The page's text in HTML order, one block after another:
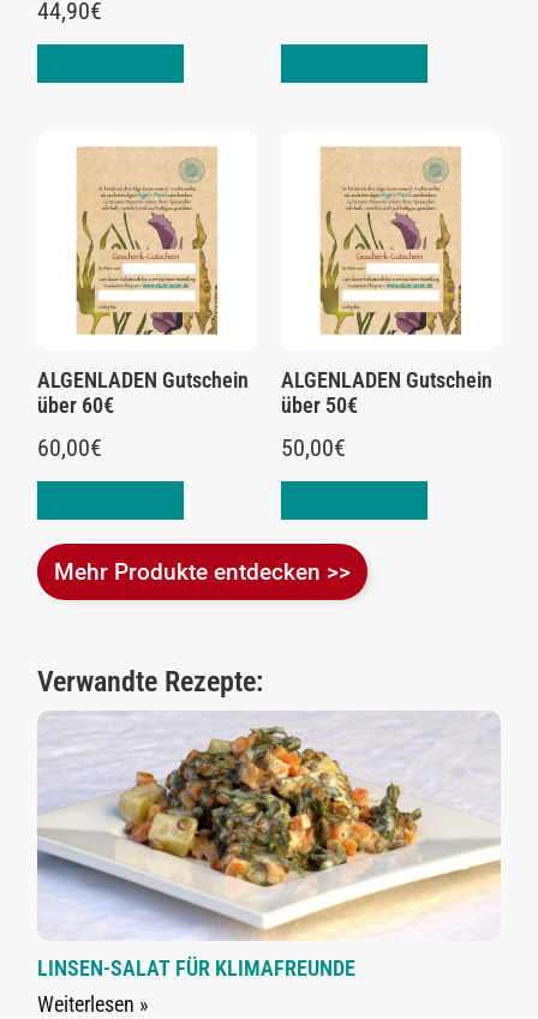
44,90€
ALGENLADEN Gutschein
über 60€
60,00€
ALGENLADEN Gutschein
über 50€
50,00€
Mehr Produkte entdecken >>
Verwandte Rezepte:
LINSEN-SALAT FÜR KLIMAFREUNDE
Weiterlesen »